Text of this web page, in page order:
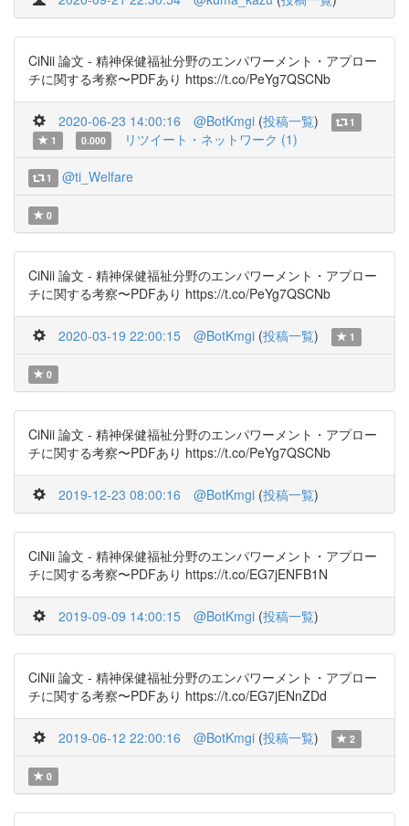
CiNii 論文 - 精神保健福祉分野のエンパワーメント・アプロー
チに関する考察〜PDFあり https://t.co/PeYg7QSCNb
2020-06-23 14:00:16 @BotKmgi (投稿一覧)
1
1
0.000 リツイート・ネットワーク (1)
1 @ti_Welfare
0
CiNii 論文 - 精神保健福祉分野のエンパワーメント・アプロー
チに関する考察〜PDFあり https://t.co/PeYg7QSCNb
2020-03-19 22:00:15 @BotKmgi (投稿一覧) 1
0
CiNii 論文 - 精神保健福祉分野のエンパワーメント・アプロー
チに関する考察〜PDFあり https://t.co/PeYg7QSCNb
2019-12-23 08:00:16 @BotKmgi (投稿一覧)
CiNii 論文 - 精神保健福祉分野のエンパワーメント・アプロー
チに関する考察〜PDFあり https://t.co/EG7jENFB1N
2019-09-09 14:00:15 @BotKmgi (投稿一覧)
CiNii 論文 - 精神保健福祉分野のエンパワーメント・アプロー
チに関する考察〜PDFあり https://t.co/EG7jENnZDd
2019-06-12 22:00:16 @BotKmgi (投稿一覧) 2
0